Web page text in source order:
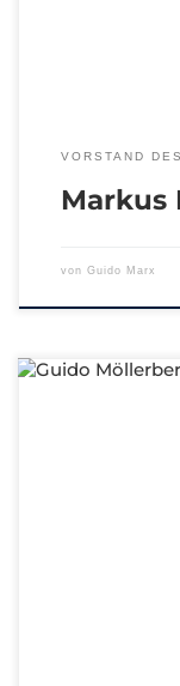
VORSTAND
Markus
von Guido Marx